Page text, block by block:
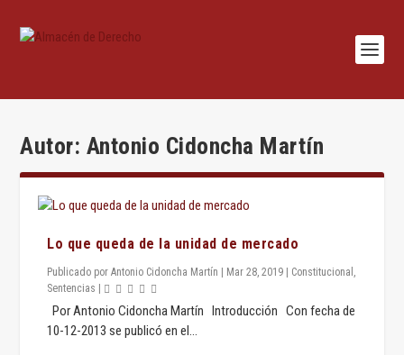
Autor: Antonio Cidoncha Martín
Lo que queda de la unidad de mercado
Publicado porAntonio Cidoncha Martín Mar 28, 2019 Constitucional ,
Sentencias
Por Antonio Cidoncha Martín Introducción Con fecha de
10-12-2013 se publicó en el...